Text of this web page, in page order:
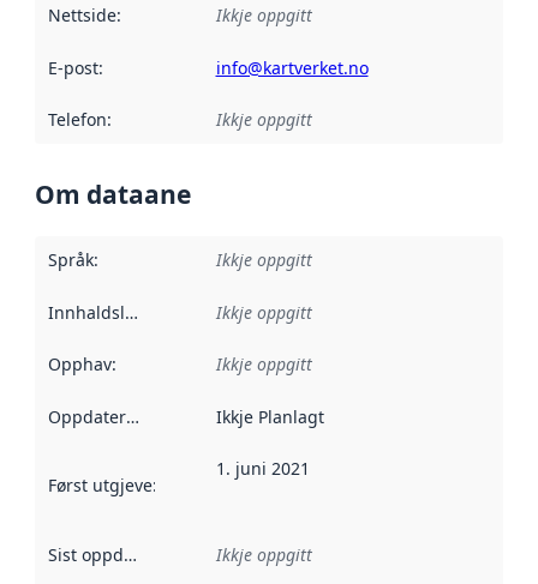
Nettside: Ikkje oppgitt
E-post: info@kartverket.no
Telefon: Ikkje oppgitt
Om dataane
Språk: Ikkje oppgitt
Innhaldsleverandørar :
Ikkje oppgitt
Opphav: Ikkje oppgitt
Oppdateringsfrekvens :
Ikkje Planlagt
Først utgjeve: Denne datoen seier når dataa i dette
1. juni 2021
Sist oppdatert Ikkje oppgitt